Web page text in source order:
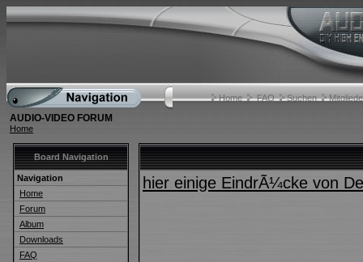
Home FAQ Suchen
AUDIO-VIDEO FORUM
Home
Board Navigation
Navigation
Home
Forum
Album
Downloads
FAQ
hier einige EindrÃ¼cke von